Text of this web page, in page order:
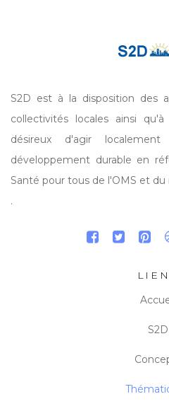
S2D est à la disposition des
collectivités locales ainsi
désireux d'agir
développement durable en
Santé pour tous de l'OMS et
.
S2D